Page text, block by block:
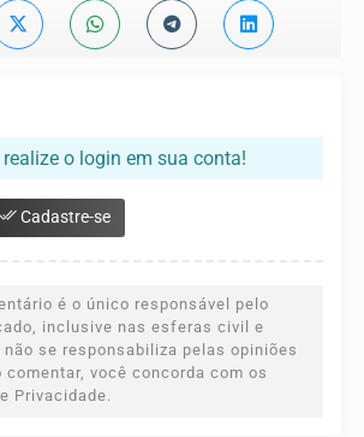
o login em sua conta!
Cadastre-se
é o único responsável pelo
inclusive nas esferas civil e
se responsabiliza pelas opiniões
comentar, você concorda com os
Privacidade.